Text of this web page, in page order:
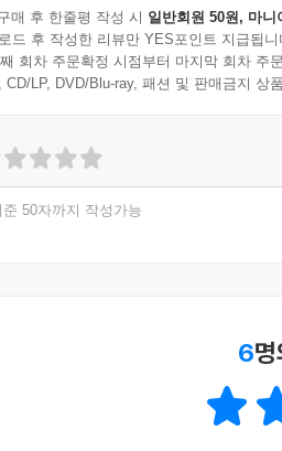
매 후 한줄평 작성 시 일반회원 50원, 마니
드 후 작성한 리뷰만 YES포인트 지급됩니
회차 주문확정 시점부터 마지막 회차 주
CD/LP, DVD/Blu-ray, 패션 및 판매금지 상
준 50자까지 작성가능
6